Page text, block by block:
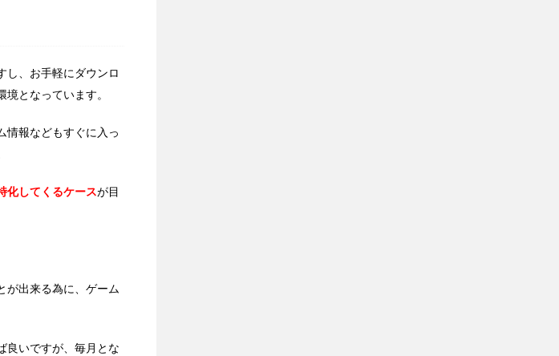
し、お手軽にダウンロ
となっています。
情報などもすぐに入っ
化してくるケースが目
が出来る為に、ゲーム
良いですが、毎月とな